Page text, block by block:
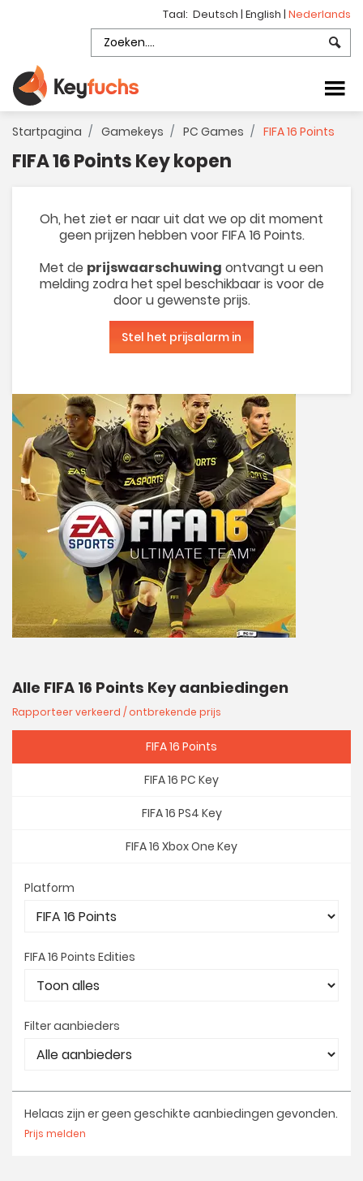
Taal: Deutsch | English | Nederlands
Startpagina Gamekeys PC Games FIFA 16 Points
FIFA 16 Points Key kopen
Oh, het ziet er naar uit dat we op dit moment
geen prijzen hebben voor FIFA 16 Points.
Met de prijswaarschuwing ontvangt u een
melding zodra het spel beschikbaar is voor de
door u gewenste prijs.
Stel het prijsalarm in
Alle FIFA 16 Points Key aanbiedingen
Rapporteer verkeerd / ontbrekende prijs
FIFA 16 Points
FIFA 16 PC Key
FIFA 16 PS4 Key
FIFA 16 Xbox One Key
Platform
FIFA 16 Points Edities
Filter aanbieders
Helaas zijn er geen geschikte aanbiedingen gevonden.
Prijs melden